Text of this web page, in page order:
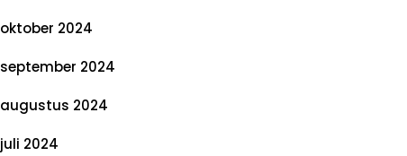
oktober 2024
september 2024
augustus 2024
juli 2024